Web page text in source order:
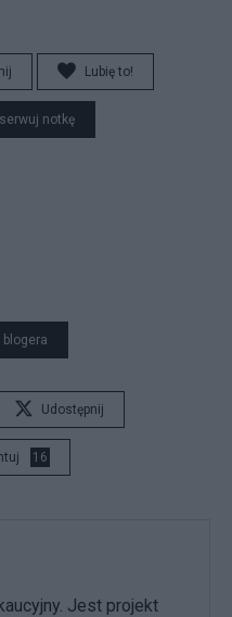
Lubię to!
notkę
blogera
Udostępnij
16
Jest projekt